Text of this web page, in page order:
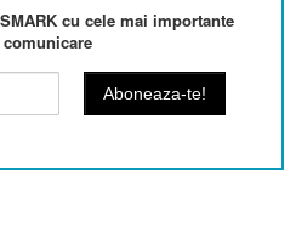
cu cele mai importante